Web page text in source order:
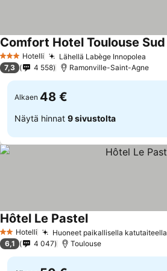
3 Tähtiluokitus
Hotelli Lähellä Labège Innopolea
Comfort Hotel Toulouse Sud
7,3 4 558 Ramonville-Saint-Agne
Alkaen 48 €
Näytä hinnat 9 sivustolta
2 Tähtiluokitus
Hotelli Huoneet paikallisella katutaiteella
Hôtel Le Pastel
6,1 4 047 Toulouse